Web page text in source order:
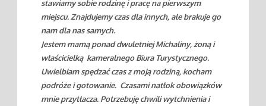
stawiamy sobie rodzinę i pracę na pierwszym
miejscu. Znajdujemy czas dla innych, ale brakuje go
nam dla nas samych.
Jestem mamą ponad dwuletniej Michaliny, żoną i
właścicielką kameralnego Biura Turystycznego.
Uwielbiam spędzać czas z moją rodziną, kocham
podróże i gotowanie. Czasami natłok obowiązków
mnie przytłacza. Potrzebuję chwili wytchnienia i